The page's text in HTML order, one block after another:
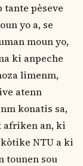
tante pѐseve
yo a, se
moun yo,
ki anpeche
limenm,
atenn
konatis sa,
afriken an, ki
NTU a ki
tounen sou